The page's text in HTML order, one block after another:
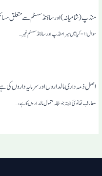
منڈپ (شامیانہ) اور ساؤنڈ سسٹم سے متعلق
سوال: ۱- کیا میں میرا منڈپ اور ساؤنڈ سسٹم غیر…
اصل ذمہ داری مالداروں اورسرمایہ داروں کی
معارفِ تھانویؒ البتہ جوطبقہ متمول مالداروں کا ہے،…